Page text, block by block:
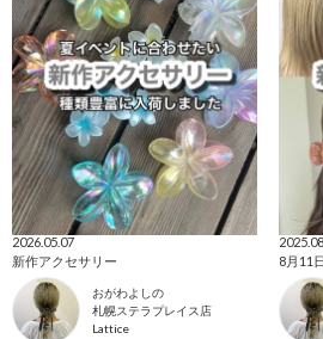
2026.05.07
新作アクセサリー
おがわよしの
札幌ステラプレイス店
Lattice
8月11